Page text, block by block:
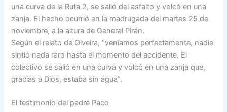
una curva de la Ruta 2, se salió del asfalto y volcó en una
zanja. El hecho ocurrió en la madrugada del martes 25 de
noviembre, a la altura de General Pirán.
Según el relato de Olveira, “veníamos perfectamente, nadie
sintió nada raro hasta el momento del accidente. El
colectivo se salió en una curva y volcó en una zanja que,
gracias a Dios, estaba sin agua”.
El testimonio del padre Paco